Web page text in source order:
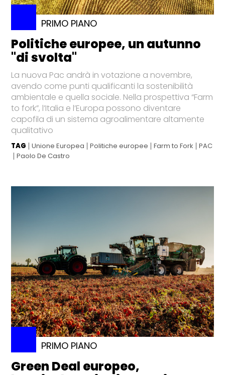
PRIMO PIANO
Politiche europee, un autunno
"di svolta"
La nuova Pac andrà in votazione a novembre,
avendo come punti qualificanti la sostenibilità
ambientale e quella sociale. Nella prospettiva “Farm
to fork”, l’Italia e l’Europa possono diventare
capofila di un sistema agroalimentare altamente
qualitativo
TAG Unione Europea Politiche europee Farm to Fork
PAC
Paolo De Castro
PRIMO PIANO
Green Deal europeo,